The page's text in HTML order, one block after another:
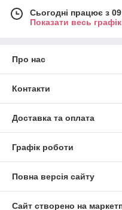
Сьогодні працює з
Показати весь
Про нас
Контакти
Доставка та оплата
Графік роботи
Повна версія сайту
Сайт створено на